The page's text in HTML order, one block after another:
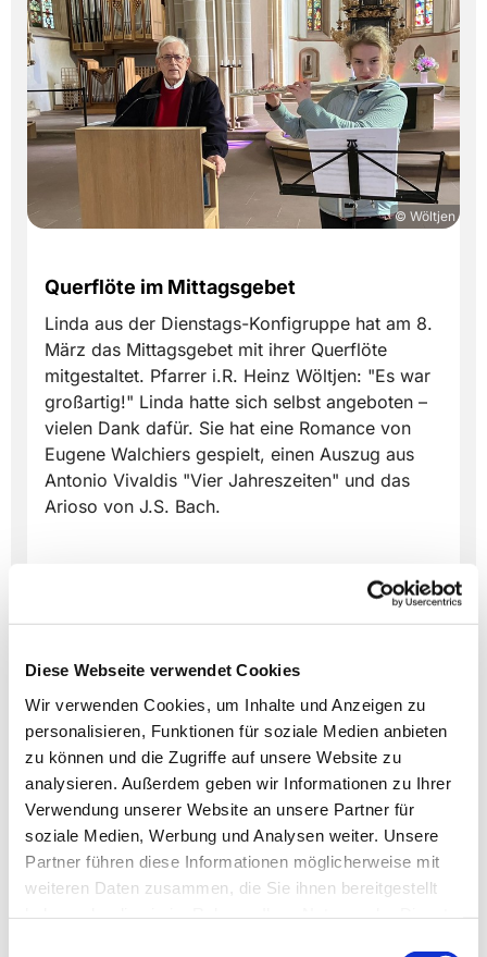
Diese Webseite verwendet Cookies
Wir verwenden Cookies, um Inhalte und Anzeigen zu
personalisieren, Funktionen für soziale Medien anbieten
zu können und die Zugriffe auf unsere Website zu
analysieren. Außerdem geben wir Informationen zu Ihrer
Verwendung unserer Website an unsere Partner für
soziale Medien, Werbung und Analysen weiter. Unsere
Partner führen diese Informationen möglicherweise mit
weiteren Daten zusammen, die Sie ihnen bereitgestellt
© Wöltjen
Querflöte im Mittagsgebet
Linda aus der Dienstags-Konfigruppe hat am 8.
März das Mittagsgebet mit ihrer Querflöte
mitgestaltet. Pfarrer i.R. Heinz Wöltjen: "Es war
großartig!" Linda hatte sich selbst angeboten –
vielen Dank dafür. Sie hat eine Romance von
Eugene Walchiers gespielt, einen Auszug aus
Antonio Vivaldis "Vier Jahreszeiten" und das
Arioso von J.S. Bach.
Dies könnte Sie auch
interessieren